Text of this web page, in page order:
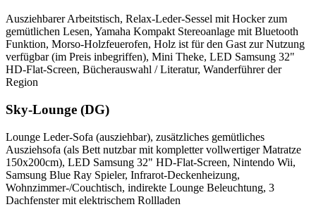
Ausziehbarer Arbeitstisch, Relax-Leder-Sessel mit Hocker zum
gemütlichen Lesen, Yamaha Kompakt Stereoanlage mit Bluetooth
Funktion, Morso-Holzfeuerofen, Holz ist für den Gast zur Nutzung
verfügbar (im Preis inbegriffen), Mini Theke, LED Samsung 32"
HD-Flat-Screen, Bücherauswahl / Literatur, Wanderführer der
Region
Sky-Lounge (DG)
Lounge Leder-Sofa (ausziehbar), zusätzliches gemütliches
Ausziehsofa (als Bett nutzbar mit kompletter vollwertiger Matratze
150x200cm), LED Samsung 32" HD-Flat-Screen, Nintendo Wii,
Samsung Blue Ray Spieler, Infrarot-Deckenheizung,
Wohnzimmer-/Couchtisch, indirekte Lounge Beleuchtung, 3
Dachfenster mit elektrischem Rollladen